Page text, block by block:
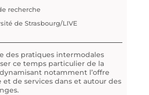
recherche
de Strasbourg/LIVE
des pratiques intermodales
ce temps particulier de la
notamment l’offre
et de services dans et autour des